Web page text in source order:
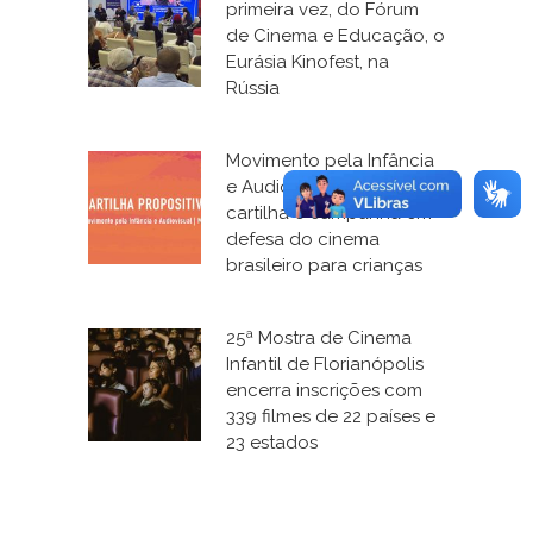
primeira vez, do Fórum
de Cinema e Educação, o
Eurásia Kinofest, na
Rússia
Movimento pela Infância
e Audiovisual lança
cartilha e campanha em
defesa do cinema
brasileiro para crianças
25ª Mostra de Cinema
Infantil de Florianópolis
encerra inscrições com
339 filmes de 22 países e
23 estados